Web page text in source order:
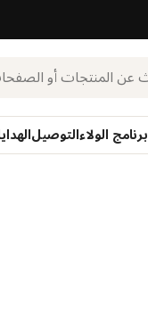
برنامج الولاءالتوصيل